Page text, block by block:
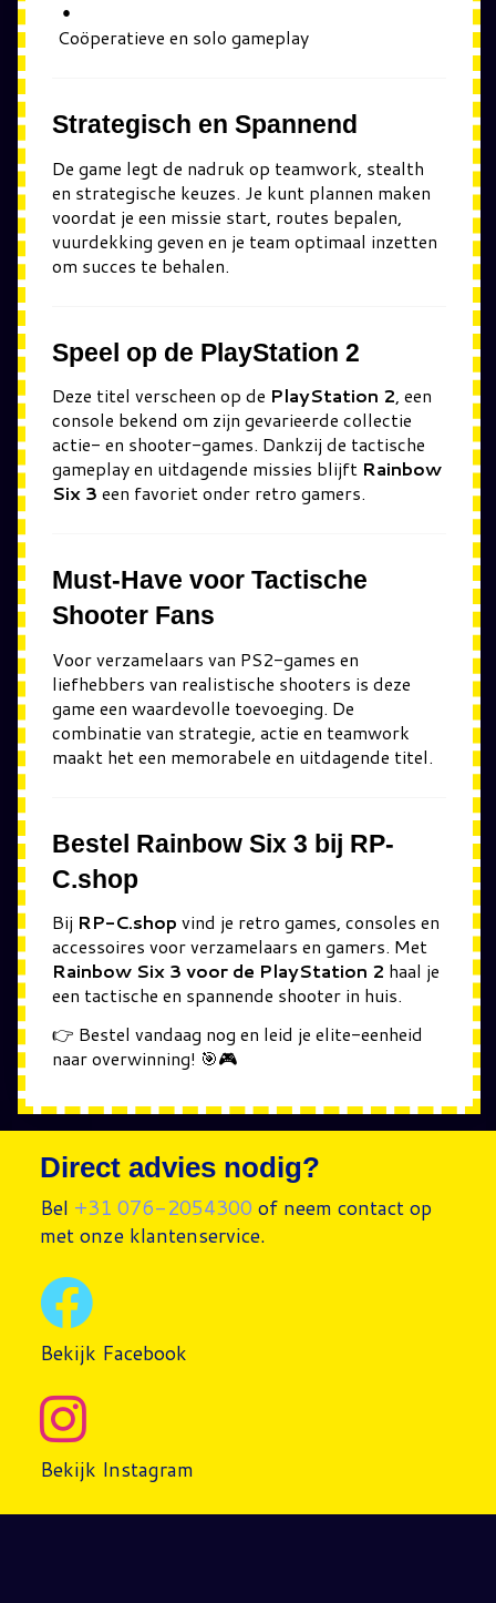
Coöperatieve en solo gameplay
Strategisch en Spannend
De game legt de nadruk op teamwork, stealth
en strategische keuzes. Je kunt plannen maken
voordat je een missie start, routes bepalen,
vuurdekking geven en je team optimaal inzetten
om succes te behalen.
Speel op de PlayStation 2
Deze titel verscheen op de PlayStation 2, een
console bekend om zijn gevarieerde collectie
actie- en shooter-games. Dankzij de tactische
gameplay en uitdagende missies blijft Rainbow
Six 3 een favoriet onder retro gamers.
Must-Have voor Tactische
Shooter Fans
Voor verzamelaars van PS2-games en
liefhebbers van realistische shooters is deze
game een waardevolle toevoeging. De
combinatie van strategie, actie en teamwork
maakt het een memorabele en uitdagende titel.
Bestel Rainbow Six 3 bij RP-
C.shop
Bij RP-C.shop vind je retro games, consoles en
accessoires voor verzamelaars en gamers. Met
Rainbow Six 3 voor de PlayStation 2 haal je
een tactische en spannende shooter in huis.
👉 Bestel vandaag nog en leid je elite-eenheid
naar overwinning! 🎯🎮
Direct advies nodig?
Bel +31 076-2054300 of neem contact op
met onze klantenservice.
Bekijk Facebook
Bekijk Instagram